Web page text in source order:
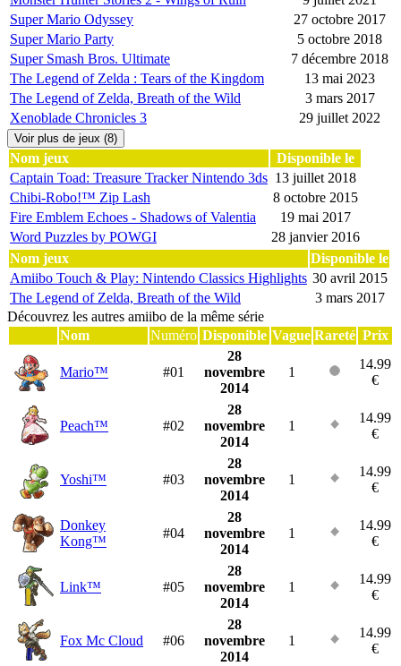
Super Mario Odyssey
27 octobre 2017
Super Mario Party
5 octobre 2018
Super Smash Bros. Ultimate
7 décembre 2018
The Legend of Zelda : Tears of the Kingdom
13 mai 2023
The Legend of Zelda, Breath of the Wild
3 mars 2017
Xenoblade Chronicles 3
29 juillet 2022
Voir plus de jeux (8)
Nom jeux
Disponible le
Captain Toad: Treasure Tracker Nintendo 3ds 13 juillet 2018
Chibi-Robo!™ Zip Lash
8 octobre 2015
Fire Emblem Echoes - Shadows of Valentia
19 mai 2017
Word Puzzles by POWGI
28 janvier 2016
Nom jeux
Disponible le
Amiibo Touch & Play: Nintendo Classics Highlights 30 avril 2015
The Legend of Zelda, Breath of the Wild
3 mars 2017
Découvrez les autres amiibo de la même série
Nom
Numéro Disponible Vague Rareté Prix
Mario™ #01
28
novembre
2014
1
14.99
€
Peach™ #02
28
novembre
2014
1
14.99
€
Yoshi™ #03
28
novembre
2014
1
14.99
€
Donkey
Kong™
#04
28
novembre
2014
1
14.99
€
Link™ #05
28
novembre
2014
1
14.99
€
Fox Mc Cloud #06
28
novembre
2014
1
14.99
€